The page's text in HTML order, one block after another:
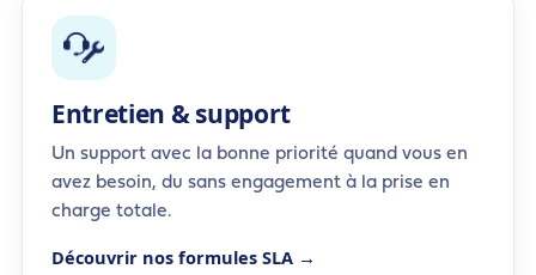
Entretien & support
Un support avec la bonne priorité quand vous en
avez besoin, du sans engagement à la prise en
charge totale.
Découvrir nos formules SLA →